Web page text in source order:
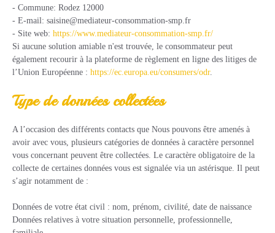
- Commune: Rodez 12000
- E-mail: saisine@mediateur-consommation-smp.fr
- Site web: https://www.mediateur-consommation-smp.fr/
Si aucune solution amiable n'est trouvée, le consommateur peut
également recourir à la plateforme de règlement en ligne des litiges de
l’Union Européenne : https://ec.europa.eu/consumers/odr.
Type de données collectées
A l’occasion des différents contacts que Nous pouvons être amenés à
avoir avec vous, plusieurs catégories de données à caractère personnel
vous concernant peuvent être collectées. Le caractère obligatoire de la
collecte de certaines données vous est signalée via un astérisque. Il peut
s’agir notamment de :
Données de votre état civil : nom, prénom, civilité, date de naissance
Données relatives à votre situation personnelle, professionnelle,